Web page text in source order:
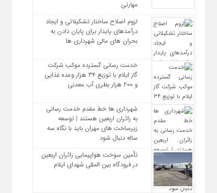
مهارتی
لزوم اصلاح ساختار تشکیلاتی و ایجاد
درآمدهای پایدار برای پایان دادن به
بحران‌ های مالی شهرداری‌ ها
خدمت رسانی گسترده موکب شرکت
گاز ایلام با توزیع ۳۴ هزار وعده غذایی
و ۲۰۰ هزار بطری آب معدنی
شهرداری‌ ها خط مقدم خدمت ‌رسانی
به زائران اربعین هستند | توسعه
زیرساخت ‌های مهران باید با نگاه سه‌
ساله دنبال شود
تأمین سوخت هواپیمایی زائران اربعین
در فرودگاه بین المللی شهدای ایلام